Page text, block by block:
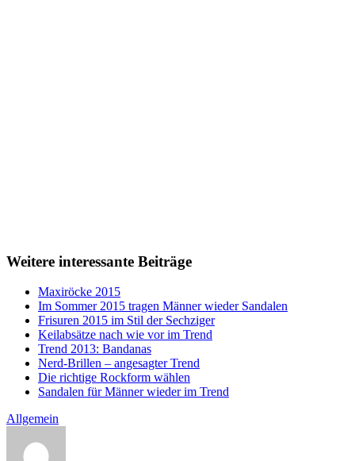
Weitere interessante Beiträge
Maxiröcke 2015
Im Sommer 2015 tragen Männer wieder Sandalen
Frisuren 2015 im Stil der Sechziger
Keilabsätze nach wie vor im Trend
Trend 2013: Bandanas
Nerd-Brillen – angesagter Trend
Die richtige Rockform wählen
Sandalen für Männer wieder im Trend
Allgemein